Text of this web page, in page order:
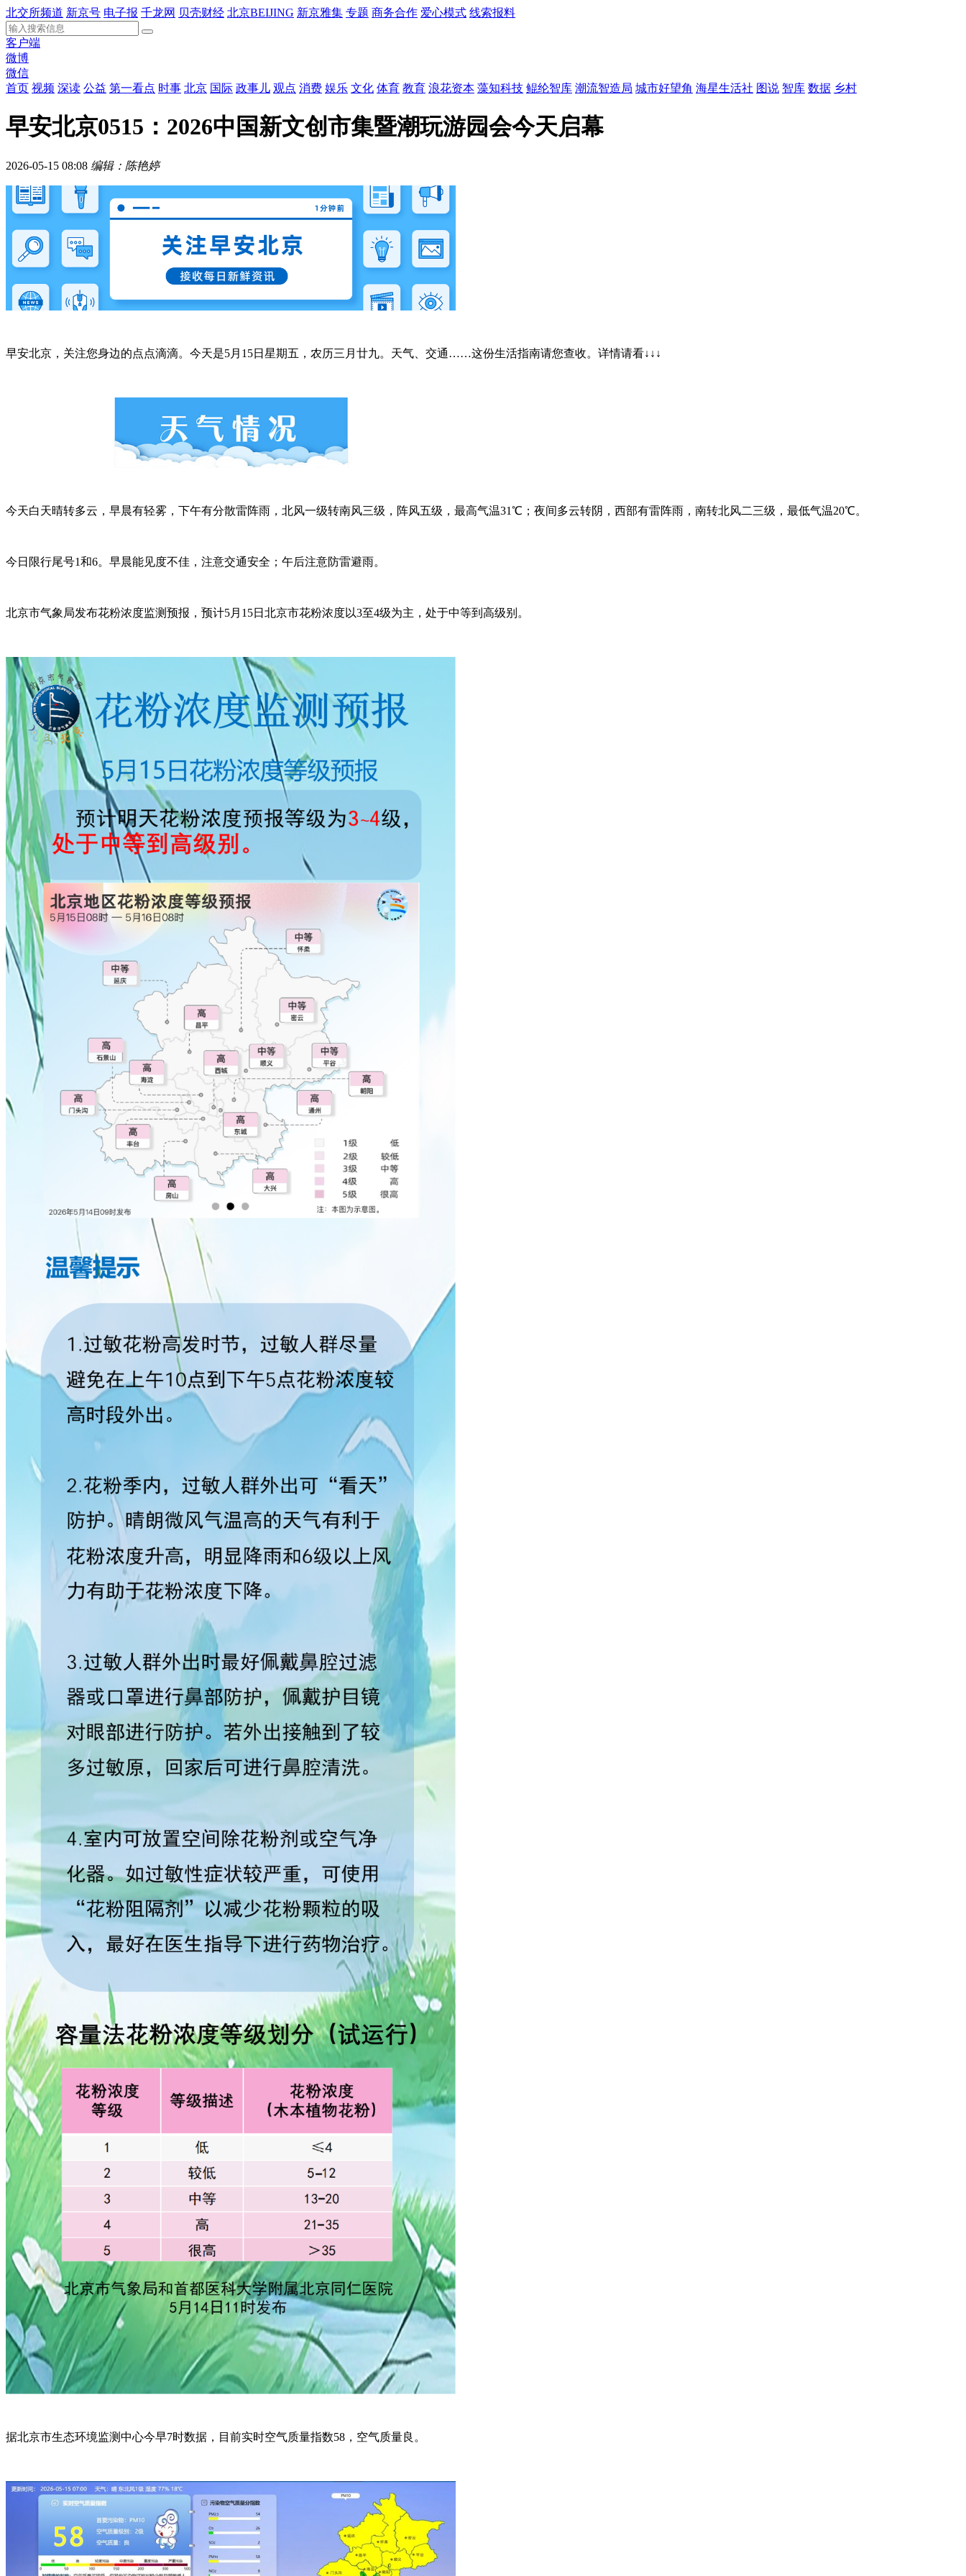
北交所频道 新京号 电子报 千龙网 贝壳财经 北京BEIJING 新京雅集 专题 商务合作 爱心模式 线索报料
客户端
微博
微信
首页 视频 深读 公益 第一看点 时事 北京 国际 政事儿 观点 消费 娱乐 文化 体育 教育 浪花资本 藻知科技 鲲纶智库 潮流智造局 城市好望角 海星生活社 图说 智库 数据 乡村
早安北京0515：2026中国新文创市集暨潮玩游园会今天启幕
2026-05-15 08:08 编辑：陈艳婷
早安北京，关注您身边的点点滴滴。今天是5月15日星期五，农历三月廿九。天气、交通……这份生活指南请您查收。详情请看↓↓↓
今天白天晴转多云，早晨有轻雾，下午有分散雷阵雨，北风一级转南风三级，阵风五级，最高气温31℃；夜间多云转阴，西部有雷阵雨，南转北风二三级，最低气温20℃。
今日限行尾号1和6。早晨能见度不佳，注意交通安全；午后注意防雷避雨。
北京市气象局发布花粉浓度监测预报，预计5月15日北京市花粉浓度以3至4级为主，处于中等到高级别。
据北京市生态环境监测中心今早7时数据，目前实时空气质量指数58，空气质量良。